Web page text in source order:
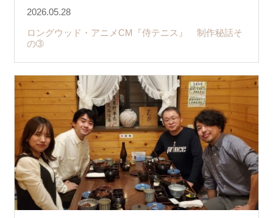
2026.05.28
ロングウッド・アニメCM『侍テニス』 制作秘話そ
の➂